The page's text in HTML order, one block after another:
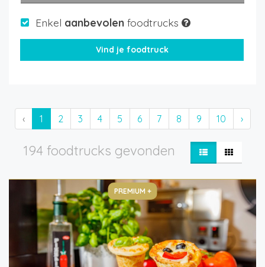
Enkel aanbevolen foodtrucks
‹ 1 2 3 4 5 6 7 8 9 10 ›
194 foodtrucks gevonden
PREMIUM +